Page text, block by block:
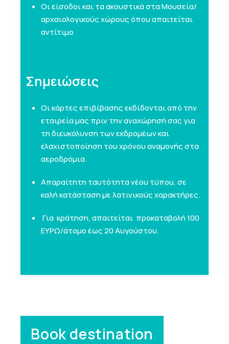
Οι είσοδοι και τα ακουστικά στα Μουσεία/
αρχαιολογικούς χώρους όπου απαιτείται
αντίτιμο
Σημειώσεις
Οι κάρτες επιβίβασης εκδίδονται από την
εταιρεία μας πριν την αναχώρησή σας για
τη διευκόλυνση των εκδρομέων και
ελαχιστοποίηση του χρόνου αναμονής στα
αεροδρόμια.
Απαραίτητη ταυτότητα νέου τύπου, σε
καλή κατάσταση με λατινικούς χαρακτήρες.
Για κράτηση, απαιτείται προκαταβολή 100
ΕΥΡΩ/άτομο έως 20 Αυγούστου.
Book destination